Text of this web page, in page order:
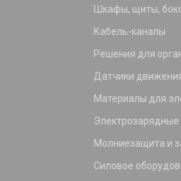
Шкафы, щиты,
Кабель-каналы
Решения для
Датчики
Материалы для
Электрозарядные
Молниезащита и
Силовое